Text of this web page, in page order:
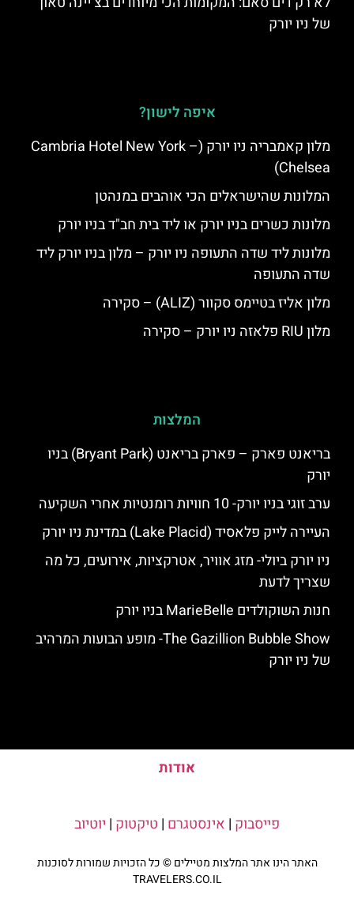
של ניו יורק
איפה לישון?
מלון קאמבריה ניו יורק (Cambria Hotel New York –
Chelsea)
המלונות שהישראלים הכי אוהבים במנהטן
מלונות כשרים בניו יורק או ליד בית חב"ד בניו יורק
מלונות ליד שדה התעופה ניו יורק – מלון בניו יורק ליד
שדה התעופה
מלון אליז בטיימס סקוור (ALIZ) – סקירה
מלון RIU פלאזה ניו יורק – סקירה
המלצות
בריאנט פארק – פארק בריאנט (Bryant Park) בניו
יורק
ערב זוגי בניו יורק- 10 חוויות רומנטיות אחרי השקיעה
העיירה לייק פלאסיד (Lake Placid) במדינת ניו יורק
ניו יורק ביולי- מזג אוויר, אטרקציות, אירועים, כל מה
שצריך לדעת
חנות השוקולדים MarieBelle בניו יורק
The Gazillion Bubble Show- מופע הבועות המרהיב
של ניו יורק
אודות
פייסבוק | אינסטגרם | טיקטוק | יוטיוב
האתר הינו אתר המלצות מטיילים © כל הזכויות שמורות לסוכנות
TRAVELERS.CO.IL